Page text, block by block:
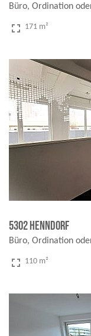
Büro, Ordination
fullscreen 171 m²
5302 Henndorf
Büro, Ordination
fullscreen 110 m²